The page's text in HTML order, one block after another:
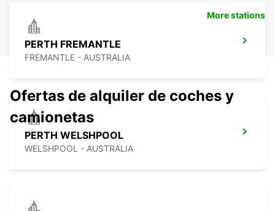
PERTH FREMANTLE
FREMANTLE - AUSTRALIA
PERTH WELSHPOOL
WELSHPOOL - AUSTRALIA
More stations
Ofertas de alquiler de coches y
camionetas